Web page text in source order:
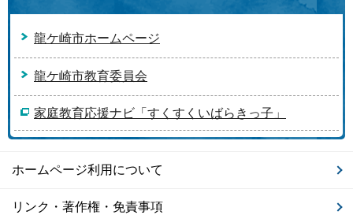
龍ケ崎市ホームページ
龍ケ崎市教育委員会
家庭教育応援ナビ「すくすくいばらきっ子」
ホームページ利用について
リンク・著作権・免責事項